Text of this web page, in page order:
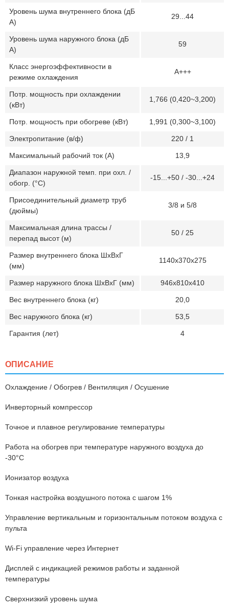
Уровень шума внутреннего блока (дБ
А)
29...44
Уровень шума наружного блока (дБ
А)
59
Класс энергоэффективности в
режиме охлаждения
A+++
Потр. мощность при охлаждении
(кВт)
1,766 (0,420~3,200)
Потр. мощность при обогреве (кВт) 1,991 (0,300~3,100)
Электропитание (в/ф) 220 / 1
Максимальный рабочий ток (А) 13,9
Диапазон наружной темп. при охл. /
обогр. (°C)
-15...+50 / -30...+24
Присоединительный диаметр труб
(дюймы)
3/8 и 5/8
Максимальная длина трассы /
перепад высот (м)
50 / 25
Размер внутреннего блока ШхВхГ
(мм)
1140х370х275
Размер наружного блока ШхВхГ (мм) 946х810х410
Вес внутреннего блока (кг) 20,0
Вес наружного блока (кг) 53,5
Гарантия (лет) 4
ОПИСАНИЕ
Охлаждение / Обогрев / Вентиляция / Осушение
Инверторный компрессор
Точное и плавное регулирование температуры
Работа на обогрев при температуре наружного воздуха до
-30°C
Ионизатор воздуха
Тонкая настройка воздушного потока с шагом 1%
Управление вертикальным и горизонтальным потоком воздуха с
пульта
Wi-Fi управление через Интернет
Дисплей с индикацией режимов работы и заданной
температуры
Сверхнизкий уровень шума